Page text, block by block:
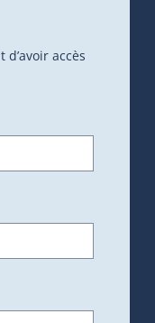
accès